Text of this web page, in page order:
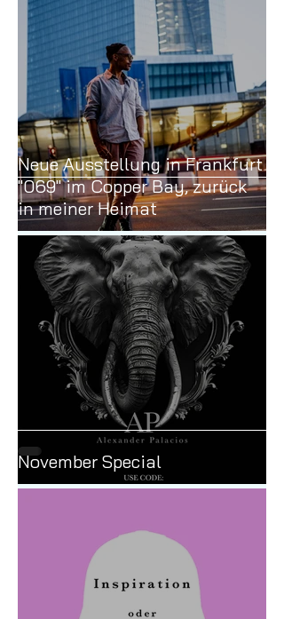
Neue Ausstellung in Frankfurt
"069" im Copper Bay, zurück
in meiner Heimat
November Special